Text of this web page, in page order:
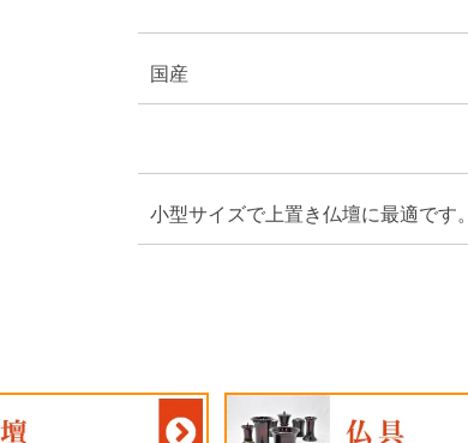
国産
小型サイズで上置き仏壇に最適です。